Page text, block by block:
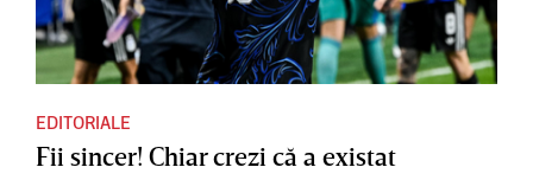
EDITORIALE
Fii sincer! Chiar crezi că a existat